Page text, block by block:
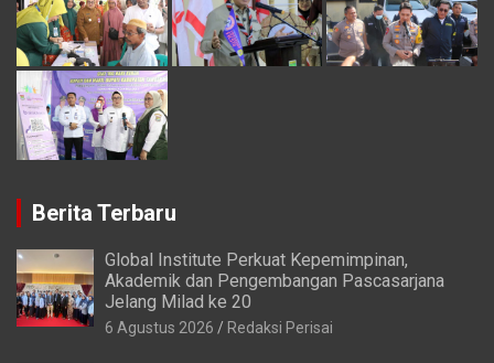
Berita Terbaru
Global Institute Perkuat Kepemimpinan,
Akademik dan Pengembangan Pascasarjana
Jelang Milad ke 20
6 Agustus 2026 Redaksi Perisai